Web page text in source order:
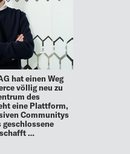
hat einen Weg
völlig neu zu
des
eine Plattform,
Communitys
…